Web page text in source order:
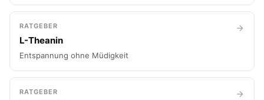
RATGEBER
L-Theanin
Entspannung ohne Müdigkeit
RATGEBER